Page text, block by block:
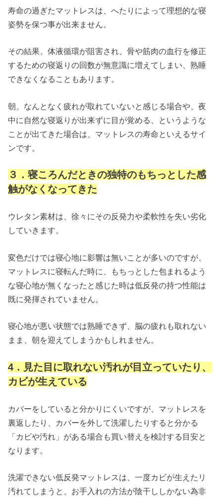
寿命の過ぎたマットレスは、へたりによって理想的な寝
姿勢を保つ事が出来ません。
その結果、体液循環が阻害され、骨や筋肉の血行を修正
するための寝返りの回数が無意識に増えてしまい、熟睡
できなくなることもあります。
朝、なんとなく疲れが取れていないと感じる場合や、夜
中に自然な寝返りが出来ずに目が覚める、というような
ことが出てきた場合は、マットレスの寿命といえるサイ
ンです。
３．寝ころんだときの独特のもちっとした感
触がなくなってきた
ウレタン素材は、徐々にその反発力や柔軟性を失い劣化
していきます。
変色だけでは寝心地に影響は無いことが多いのですが、
マットレスに寝転んだ時に、もちっとした包まれるよう
な寝心地が無くなったと感じた時は低反発の持つ性能は
既に発揮されていません。
寝心地が悪い状態では熟睡できず、脳の疲れも取れない
まま、朝を迎えてしまうかもしれません。
4．見た目に取れない汚れが目立っていたり、
カビが生えている
カバーをしていると分かりにくいですが、マットレスを
裏返したり、カバーを外して洗濯したりすると分かる
「カビや汚れ」がある場合も買い替えを検討する目安と
なります。
洗濯できない低反発マットレスは、一度カビが生えたリ
汚れてしまうと、お手入れの方法が陰干ししかない為非